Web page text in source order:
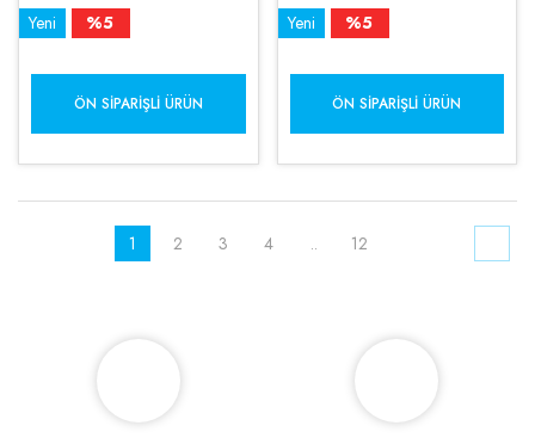
Yeni %5
ÖN SIPARIŞLI ÜRÜN
Yeni %5
ÖN SIPARIŞLI ÜRÜN
1 2 3 4 .. 12